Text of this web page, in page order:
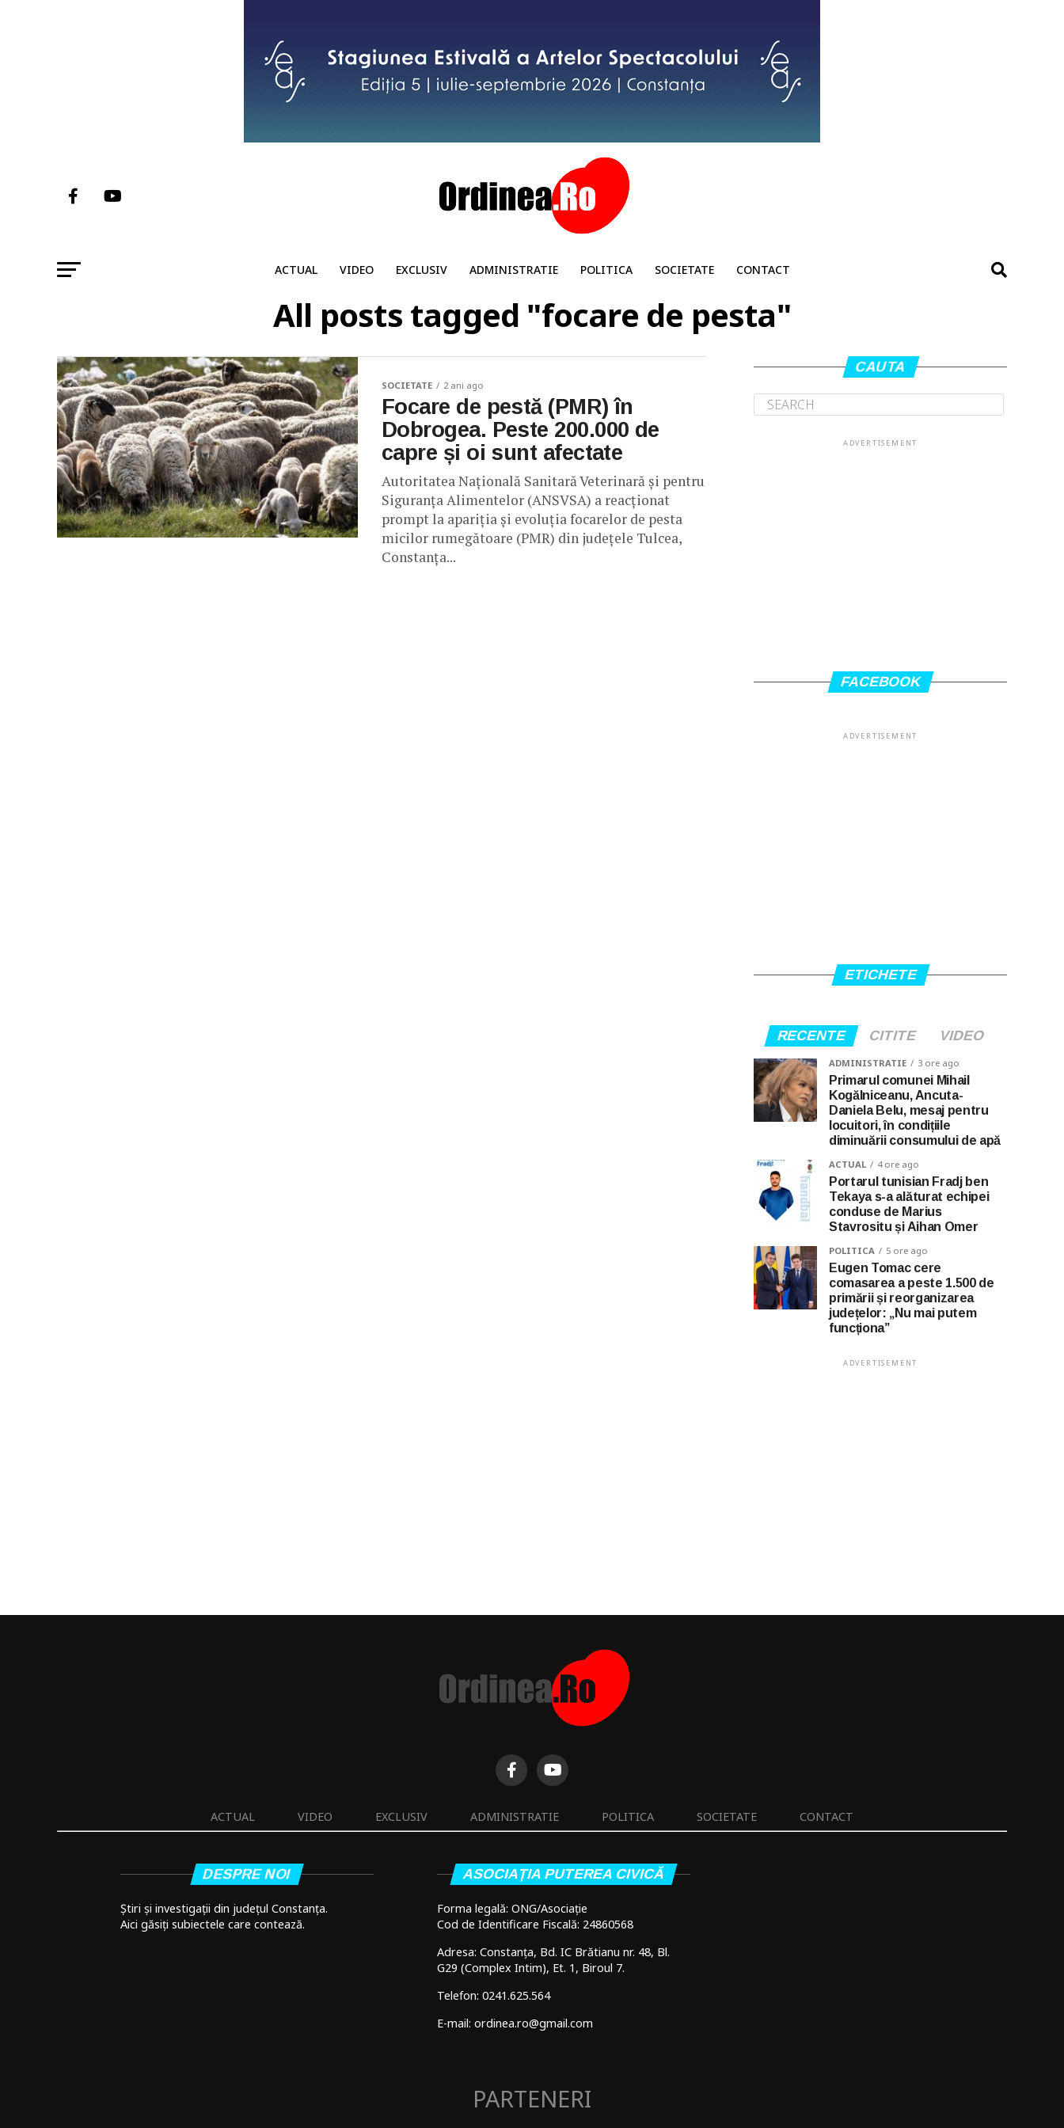
ACTUAL VIDEO EXCLUSIV ADMINISTRATIE POLITICA SOCIETATE CONTACT
All posts tagged "focare de pesta"
SOCIETATE 2 ani ago
Focare de pestă (PMR) în
Dobrogea. Peste 200.000 de
capre și oi sunt afectate
Autoritatea Națională Sanitară Veterinară și pentru
Siguranța Alimentelor (ANSVSA) a reacționat
prompt la apariția și evoluția focarelor de pesta
micilor rumegătoare (PMR) din județele Tulcea,
Constanța...
CAUTA
ADVERTISEMENT
FACEBOOK
ADVERTISEMENT
ETICHETE
RECENTE CITITE VIDEO
ADMINISTRATIE 3 ore ago
Primarul comunei Mihail
Kogălniceanu, Ancuta-
Daniela Belu, mesaj pentru
locuitori, în condițiile
diminuării consumului de apă
ACTUAL 4 ore ago
Portarul tunisian Fradj ben
Tekaya s-a alăturat echipei
conduse de Marius
Stavrositu și Aihan Omer
POLITICA 5 ore ago
Eugen Tomac cere
comasarea a peste 1.500 de
primării și reorganizarea
județelor: „Nu mai putem
funcționa”
ADVERTISEMENT
ACTUAL VIDEO EXCLUSIV ADMINISTRATIE POLITICA SOCIETATE CONTACT
DESPRE NOI
Știri și investigații din județul Constanța.
Aici găsiți subiectele care contează.
ASOCIAȚIA PUTEREA CIVICĂ
Forma legală: ONG/Asociație
Cod de Identificare Fiscală: 24860568
Adresa: Constanța, Bd. IC Brătianu nr. 48, Bl.
G29 (Complex Intim), Et. 1, Biroul 7.
Telefon: 0241.625.564
E-mail: ordinea.ro@gmail.com
PARTENERI